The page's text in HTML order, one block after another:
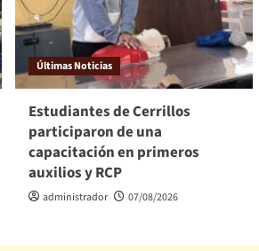
Últimas Noticias
Estudiantes de Cerrillos
participaron de una
capacitación en primeros
auxilios y RCP
administrador 07/08/2026